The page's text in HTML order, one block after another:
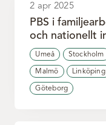
2 apr 2025
PBS i
och nationellt
Umeå Stockholm
Malmö Linköping
Göteborg